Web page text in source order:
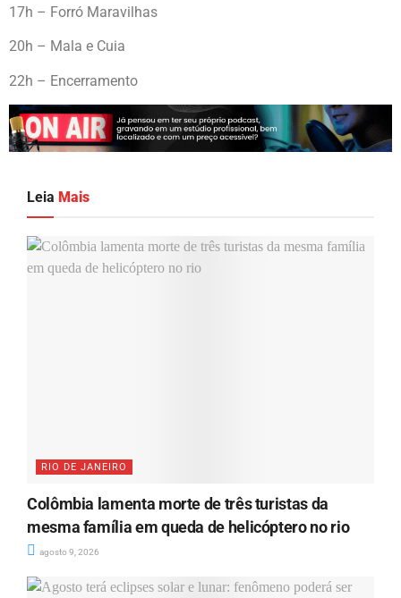
17h – Forró Maravilhas
20h – Mala e Cuia
22h – Encerramento
Leia Mais
RIO DE JANEIRO
Colômbia lamenta morte de três turistas da
mesma família em queda de helicóptero no rio
agosto 9, 2026